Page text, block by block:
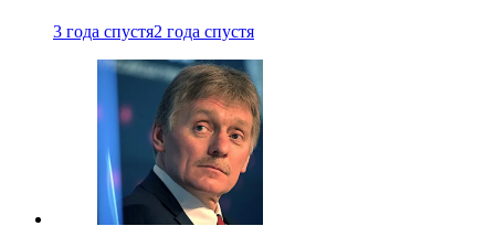
3 года спустя2 года спустя